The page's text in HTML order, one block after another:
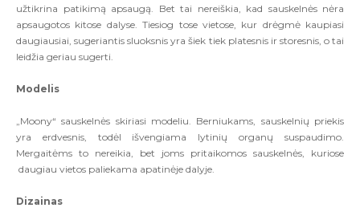
užtikrina patikimą apsaugą. Bet tai nereiškia, kad sauskelnės nėra
apsaugotos kitose dalyse. Tiesiog tose vietose, kur drėgmė kaupiasi
daugiausiai, sugeriantis sluoksnis yra šiek tiek platesnis ir storesnis, o tai
leidžia geriau sugerti.
Modelis
„Moony“ sauskelnės skiriasi modeliu. Berniukams, sauskelnių priekis
yra erdvesnis, todėl išvengiama lytinių organų suspaudimo.
Mergaitėms to nereikia, bet joms pritaikomos sauskelnės, kuriose
daugiau vietos paliekama apatinėje dalyje.
Dizainas